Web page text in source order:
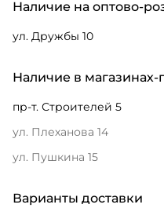
Наличие на оптово-
ул. Дружбы 10
Наличие в магазинах-
пр-т. Строителей 5
ул. Плеханова 14
ул. Пушкина 15
Варианты доставки